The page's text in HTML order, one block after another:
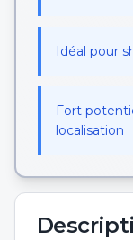
Idéal pour
Fort
localisation